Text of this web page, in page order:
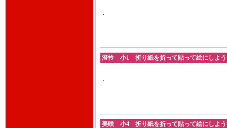
.
澄怜 小1 折り紙を折って貼って絵にしよ
.
美咲 小4 折り紙を折って貼って絵にしよ